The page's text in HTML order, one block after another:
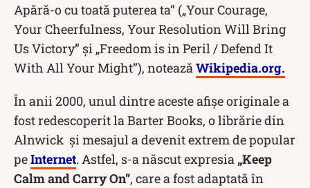
Apără-o cu toată puterea ta” („Your Courage,
Your Cheerfulness, Your Resolution Will Bring
Us Victory” și „Freedom is in Peril / Defend It
With All Your Might”), noteazăWikipedia.org.
În anii 2000, unul dintre aceste afișe originale a
fost redescoperit la Barter Books, o librărie din
Alnwick și mesajul a devenit extrem de popular
peInternet. Astfel, s-a născut expresia „Keep
Calm and Carry On”, care a fost adaptată în